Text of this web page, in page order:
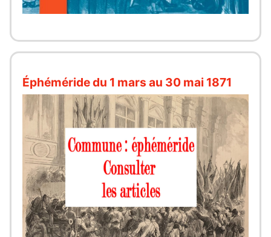
Éphéméride du 1 mars au 30 mai 1871